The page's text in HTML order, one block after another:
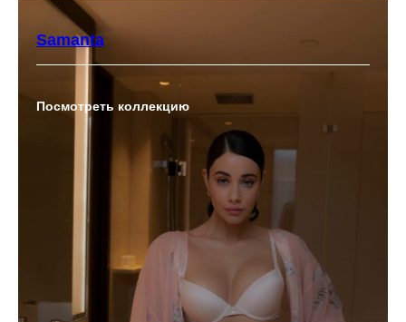
Samanta
Посмотреть коллекцию